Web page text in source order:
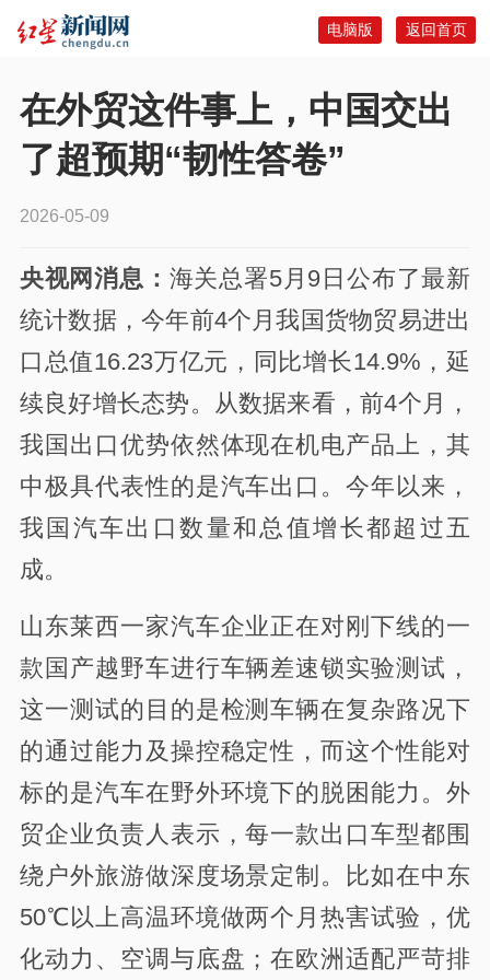
返回首页
电脑版
在外贸这件事上，中国交出
了超预期“韧性答卷”
2026-05-09
央视网消息： 海关总署5月9日公布了最新
统计数据，今年前4个月我国货物贸易进出
口总值16.23万亿元，同比增长14.9%，延
续良好增长态势。从数据来看，前4个月，
我国出口优势依然体现在机电产品上，其
中极具代表性的是汽车出口。今年以来，
我国汽车出口数量和总值增长都超过五
成。
山东莱西一家汽车企业正在对刚下线的一
款国产越野车进行车辆差速锁实验测试，
这一测试的目的是检测车辆在复杂路况下
的通过能力及操控稳定性，而这个性能对
标的是汽车在野外环境下的脱困能力。外
贸企业负责人表示，每一款出口车型都围
绕户外旅游做深度场景定制。比如在中东
50℃以上高温环境做两个月热害试验，优
化动力、空调与底盘；在欧洲适配严苛排